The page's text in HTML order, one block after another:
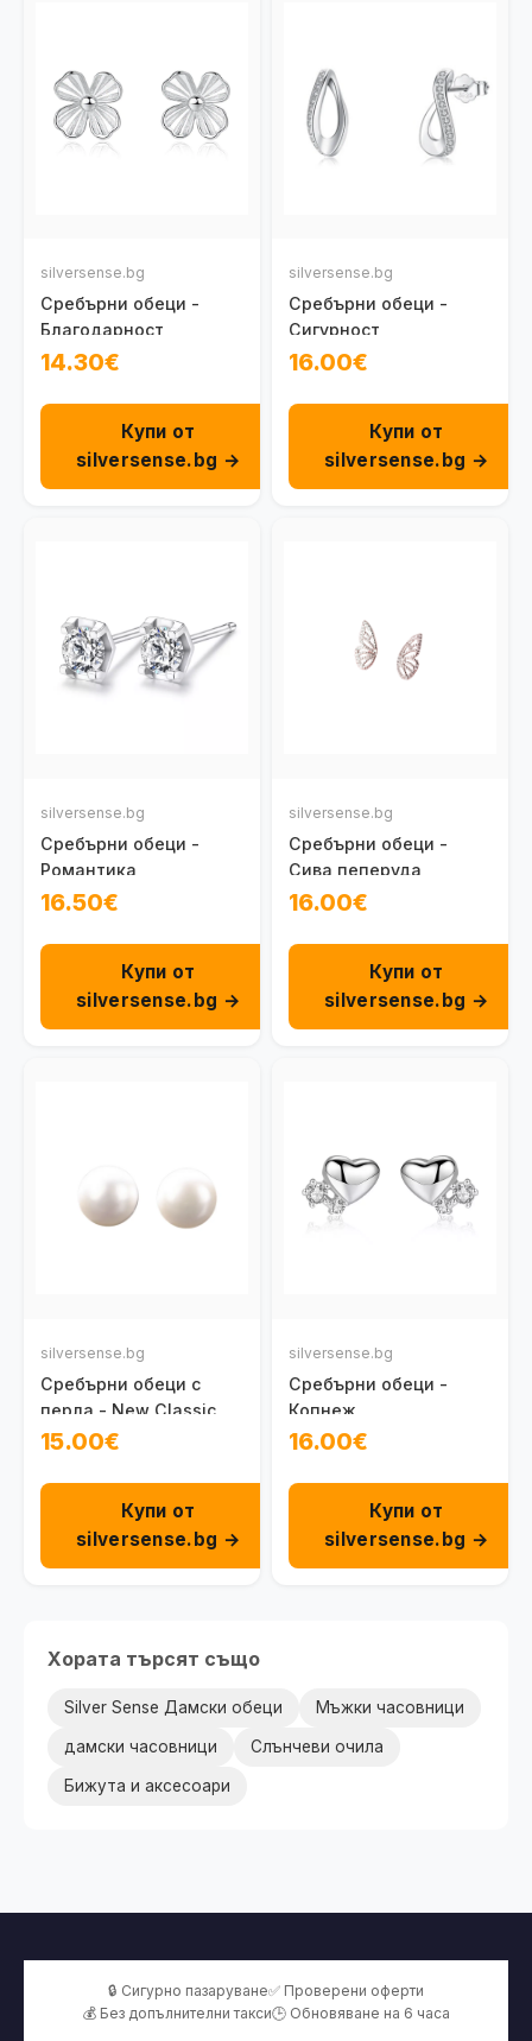
silversense.bg
Сребърни обеци -
Благодарност
14.30€
Купи от
silversense.bg →
silversense.bg
Сребърни обеци -
Сигурност
16.00€
Купи от
silversense.bg →
silversense.bg
Сребърни обеци -
Романтика
16.50€
Купи от
silversense.bg →
silversense.bg
Сребърни обеци -
Сива пеперуда
16.00€
Купи от
silversense.bg →
silversense.bg
Сребърни обеци с
перла - New Classic
15.00€
Купи от
silversense.bg →
silversense.bg
Сребърни обеци -
Копнеж
16.00€
Купи от
silversense.bg →
Хората търсят също
Silver Sense Дамски обеци Мъжки часовници
дамски часовници Слънчеви очила
Бижута и аксесоари
🔒 Сигурно пазаруване✅ Проверени оферти
💰 Без допълнителни такси🕒 Обновяване на 6 часа